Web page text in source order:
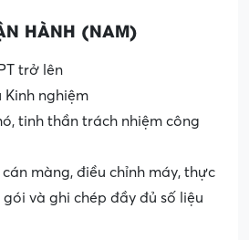
HÀNH (NAM)
trở lên
Kinh nghiệm
tinh thần trách nhiệm công
màng, điều chỉnh máy, thực
gói và ghi chép đầy đủ số liệu